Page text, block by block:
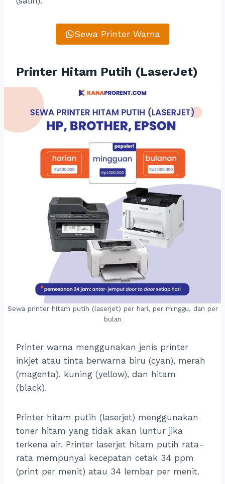
Sewa Printer Warna
Printer Hitam Putih (LaserJet)
Sewa printer hitam putih (laserjet) per hari, per minggu, dan per
bulan
Printer warna menggunakan jenis printer
inkjet atau tinta berwarna biru (cyan), merah
(magenta), kuning (yellow), dan hitam
(black).
Printer hitam putih (laserjet) menggunakan
toner hitam yang tidak akan luntur jika
terkena air. Printer laserjet hitam putih rata-
rata mempunyai kecepatan cetak 34 ppm
(print per menit) atau 34 lembar per menit.